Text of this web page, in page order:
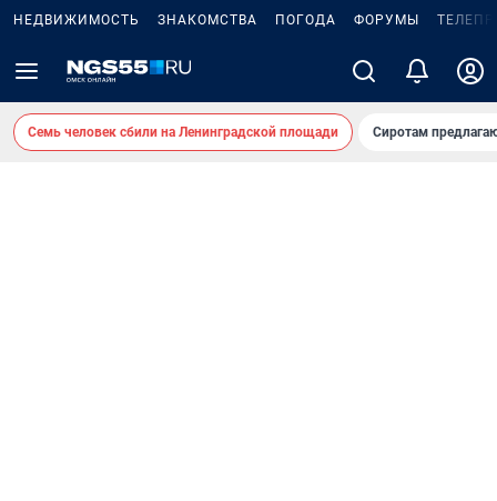
НЕДВИЖИМОСТЬ ЗНАКОМСТВА ПОГОДА ФОРУМЫ
Семь человек сбили на Ленинградской площади Сиротам